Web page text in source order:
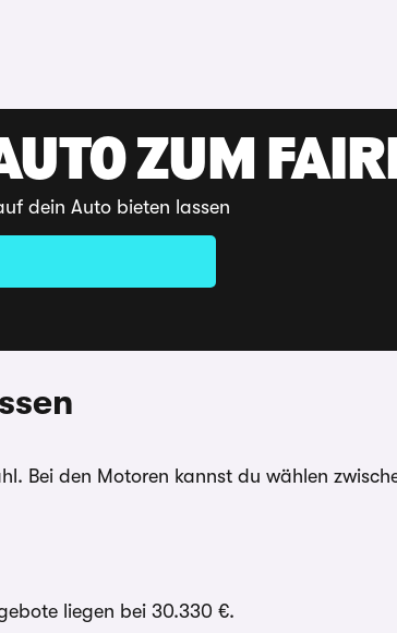
ZUM
dein Auto bieten lassen
Bei den Motoren kannst du wählen
liegen bei 30.330 €.